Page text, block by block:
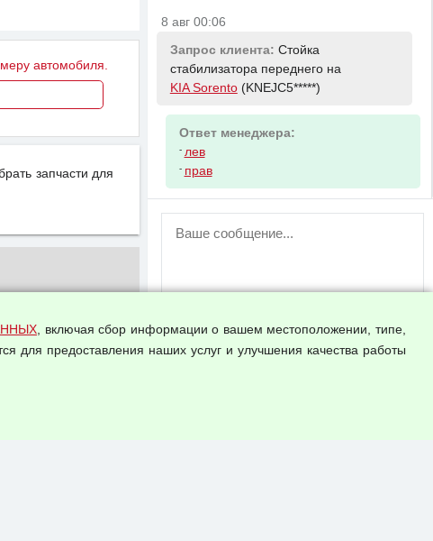
автомобиля.
запчасти для
, включая сбор информации о вашем местоположении, типе,
для предоставления наших услуг и улучшения качества работы
8 авг 00:06
Запрос клиента: Стойка
стабилизатора переднего на
KIA Sorento(KNEJC5*****)
Ответ менеджера:
- лев
- прав
ВНИМАНИЕ!
пользователей временно отключена!
аккаунт.